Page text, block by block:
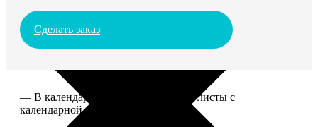
Сделать заказ
— В календаре 13 листов: обложка+листы с
календарной сеткой.